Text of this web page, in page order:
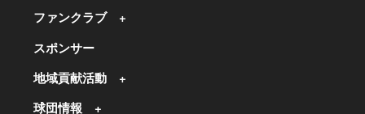
ファンクラブ
スポンサー
地域貢献活動
球団情報